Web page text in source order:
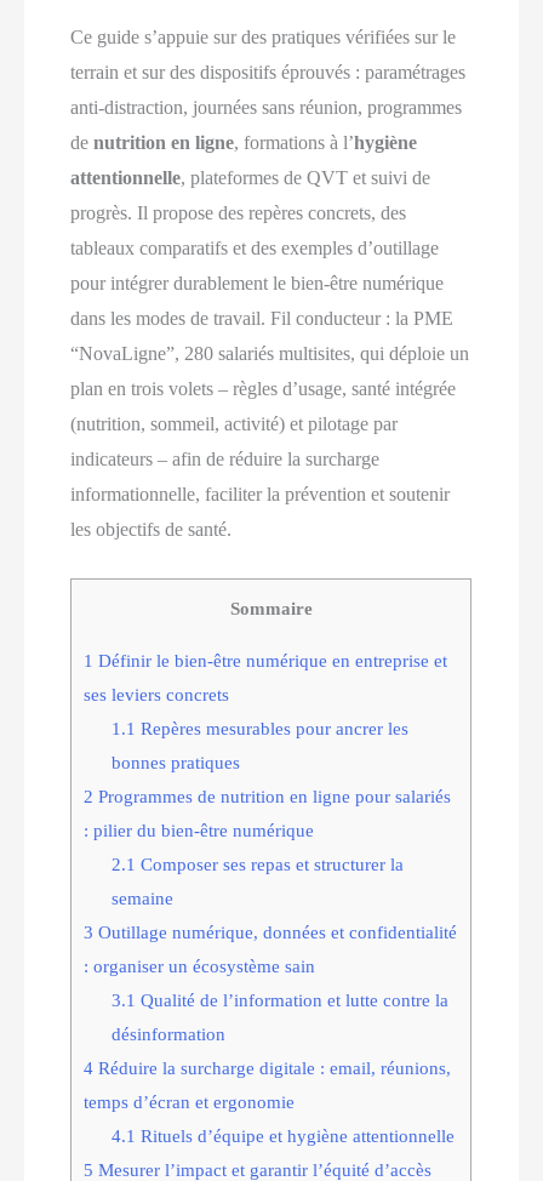
Ce guide s’appuie sur des pratiques vérifiées sur le
terrain et sur des dispositifs éprouvés : paramétrages
anti-distraction, journées sans réunion, programmes
denutrition en ligne, formations à l’hygiène
attentionnelle, plateformes de QVT et suivi de
progrès. Il propose des repères concrets, des
tableaux comparatifs et des exemples d’outillage
pour intégrer durablement le bien-être numérique
dans les modes de travail. Fil conducteur : la PME
“NovaLigne”, 280 salariés multisites, qui déploie un
plan en trois volets – règles d’usage, santé intégrée
(nutrition, sommeil, activité) et pilotage par
indicateurs – afin de réduire la surcharge
informationnelle, faciliter la prévention et soutenir
les objectifs de santé.
Sommaire
1 Définir le bien-être numérique en entreprise et
ses leviers concrets
1.1 Repères mesurables pour ancrer les
bonnes pratiques
2 Programmes de nutrition en ligne pour salariés
: pilier du bien-être numérique
2.1 Composer ses repas et structurer la
semaine
3 Outillage numérique, données et confidentialité
: organiser un écosystème sain
3.1 Qualité de l’information et lutte contre la
désinformation
4 Réduire la surcharge digitale : email, réunions,
temps d’écran et ergonomie
4.1 Rituels d’équipe et hygiène attentionnelle
5 Mesurer l’impact et garantir l’équité d’accès